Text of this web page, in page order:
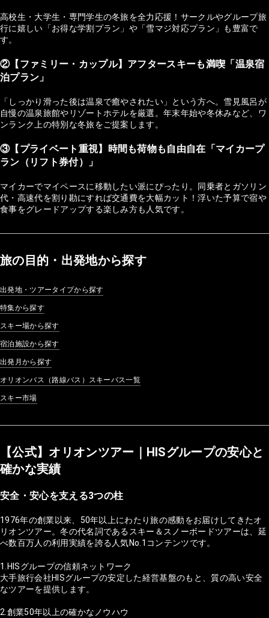
高校生・大学生・専門学生の冬旅を全力応援！サークルやグループ旅
行に嬉しい「お得な学割プラン」や「雪マジ対応プラン」も豊富で
す。
②【ファミリー・カップル】アフタースキーも満喫「温泉宿
泊プラン」
「しっかり滑った後は温泉で癒やされたい」という方へ。雪見風呂が
自慢の温泉旅館やリゾートホテルを厳選。年末年始や冬休みなど、ワ
ンランク上の特別な冬旅をご提案します。
③【プライベート重視】時間も荷物も自由自在「マイカープ
ラン（リフト券付）」
マイカーでマイペースに移動したい派にぴったり。同乗者とガソリン
代・高速代を割り勘にすれば交通費を大幅カット！浮いた予算で宿や
食事をグレードアップする楽しみ方も人気です。
旅の目的・出発地から探す
出発地・ツアータイプから探す
特集から探す
スキー場から探す
宿泊施設から探す
出発月から探す
オリオンバス（路線バス）スキーバス一覧
スキー市場
【公式】オリオンツアー｜HISグループの安心と
確かな実績
安全・安心を支える3つの柱
1976年の創業以来、50年以上にわたり旅の感動をお届けしてきたオ
リオンツアー。冬の代名詞であるスキー＆スノーボードツアーは、延
べ数百万人の利用実績を誇る人気No.1コンテンツです。
1.HISグループの信頼ネットワーク
大手旅行会社HISグループの安定した経営基盤のもと、質の高い安全
なツアーを提供します。
2.創業50年以上の確かなノウハウ